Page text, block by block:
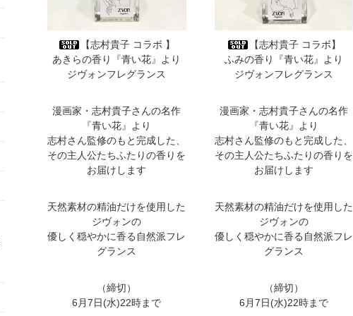
【志村貴子 コラボ 】
あきらの香り『青い花』より
ジヴォンフレグランス
漫画家・志村貴子さんの名作
『青い花』より
志村さん監修のもと完成した、
その主人公たちふたりの香りを
お届けします
天然素材の精油だけを使用した
ジヴォンの
優しく穏やかに香る自然派フレ
グランス
（締切）
6月7日(水)22時まで
【志村貴子 コラボ】
ふみの香り『青い花』より
ジヴォンフレグランス
漫画家・志村貴子さんの名作
『青い花』より
志村さん監修のもと完成した、
その主人公たちふたりの香りを
お届けします
天然素材の精油だけを使用した
ジヴォンの
優しく穏やかに香る自然派フレ
グランス
（締切）
6月7日(水)22時まで